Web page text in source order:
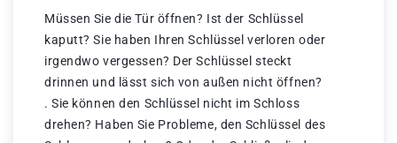
Müssen Sie die Tür öffnen? Ist der Schlüssel
kaputt? Sie haben Ihren Schlüssel verloren oder
irgendwo vergessen? Der Schlüssel steckt
drinnen und lässt sich von außen nicht öffnen?
. Sie können den Schlüssel nicht im Schloss
drehen? Haben Sie Probleme, den Schlüssel des